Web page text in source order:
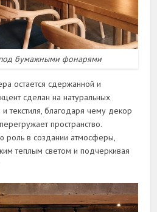
бумажными фонарями
остается сдержанной и
сделан на натуральных
текстиля, благодаря чему декор
пространство.
роль в создании атмосферы,
теплым светом и подчеркивая